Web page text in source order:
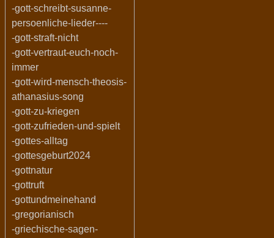
-gott-schreibt-susanne-
persoenliche-lieder----
-gott-straft-nicht
-gott-vertraut-euch-noch-
immer
-gott-wird-mensch-theosis-
athanasius-song
-gott-zu-kriegen
-gott-zufrieden-und-spielt
-gottes-alltag
-gottesgeburt2024
-gottnatur
-gottruft
-gottundmeinehand
-gregorianisch
-griechische-sagen-